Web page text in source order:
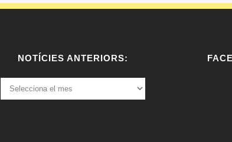
NOTÍCIES ANTERIORS:
NOTÍCIES
ANTERIORS: